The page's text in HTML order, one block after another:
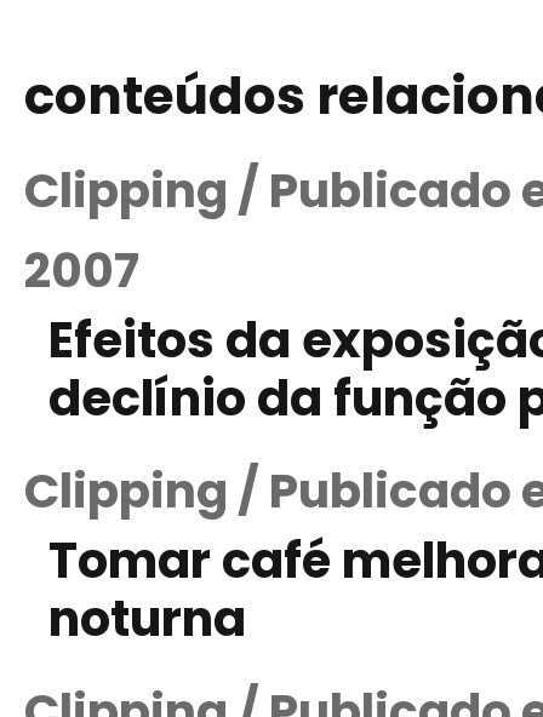
conteúdos
Clipping / Publicado
2007
Efeitos da
declínio da função
Clipping / Publicado
Tomar café
noturna